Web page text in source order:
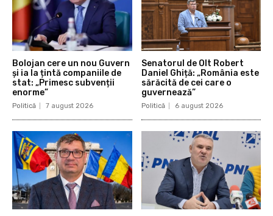
Bolojan cere un nou Guvern
și ia la țintă companiile de
stat: „Primesc subvenții
enorme”
Politică 7 august 2026
Senatorul de Olt Robert
Daniel Ghiță: „România este
sărăcită de cei care o
guvernează”
Politică 6 august 2026